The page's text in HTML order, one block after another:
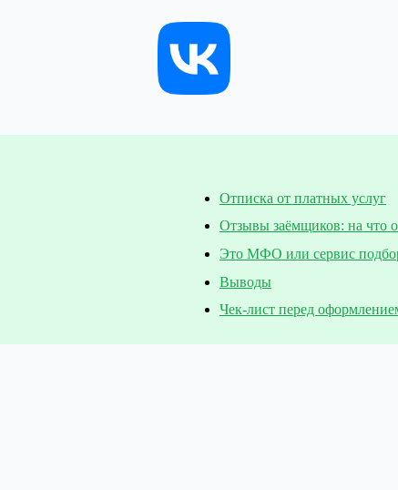
Отписка от платных услуг
Отзывы заёмщиков: на что
Это МФО или сервис
Выводы
Чек-лист перед